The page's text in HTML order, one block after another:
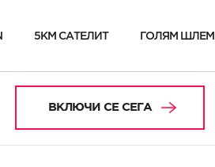
5KM САТЕЛИТ ГОЛЯМ ШЛЕМ
ВКЛЮЧИ СЕ СЕГА